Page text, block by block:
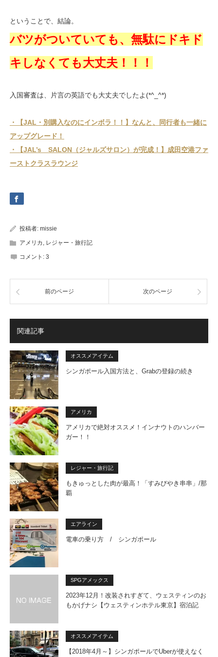
ということで、結論。
バツがついていても、無駄にドキド
キしなくても大丈夫！！！
入国審査は、片言の英語でも大丈夫でしたよ(*^_^*)
・【JAL・別購入なのにインボラ！！】なんと、同行者も一緒に
アップグレード！
・【JAL’s SALON（ジャルズサロン）が完成！】成田空港ファ
ーストクラスラウンジ
投稿者: missie
アメリカ , レジャー・旅行記
コメント: 3
前のページ 次のページ
関連記事
オススメアイテム
シンガポール入国方法と、Grabの登録の続き
アメリカ
アメリカで絶対オススメ！インナウトのハンバー
ガー！！
レジャー・旅行記
もきゅっとした肉が最高！「すみびやき串串」/那
覇
エアライン
電車の乗り方 / シンガポール
SPGアメックス
2023年12月！改装されすぎて、ウェスティンのお
もかげナシ【ウェスティンホテル東京】宿泊記
オススメアイテム
【2018年4月～】シンガポールでUberが使えなく